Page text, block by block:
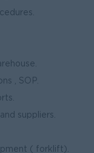
, SOP.
suppliers.
( forklift).